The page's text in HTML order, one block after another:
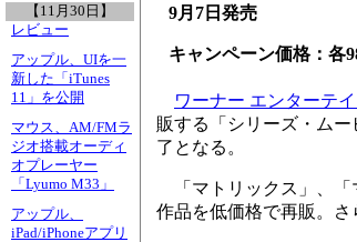
【11月30日】
レビュー
アップル、UIを一
新した「iTunes
11」を公開
マウス、AM/FMラ
ジオ搭載オーディ
オプレーヤー
「Lyumo M33」
アップル、
iPad/iPhoneアプリ
9月7日発売
キャンペーン価格：各
ワーナー エンターテ
販する「シリーズ・ム
了となる。
「マトリックス」、「
作品を低価格で再販。